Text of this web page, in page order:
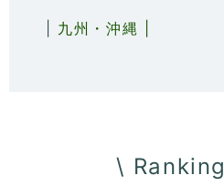
九州・沖縄 |
\ Ranking